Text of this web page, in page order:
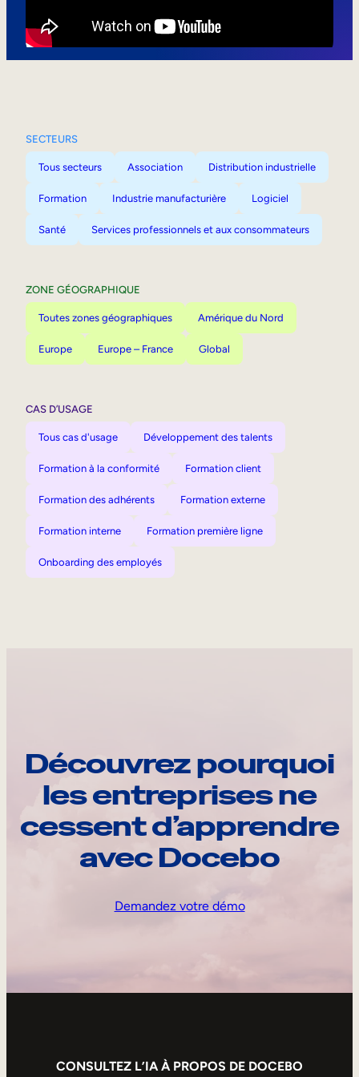
SECTEURS
Tous secteurs Association Distribution industrielle
Formation Industrie manufacturière Logiciel
Santé Services professionnels et aux consommateurs
ZONE GÉOGRAPHIQUE
Toutes zones géographiques Amérique du Nord
Europe Europe – France Global
CAS D’USAGE
Tous cas d'usage Développement des talents
Formation à la conformité Formation client
Formation des adhérents Formation externe
Formation interne Formation première ligne
Onboarding des employés
Découvrez pourquoi
les entreprises ne
cessent d’apprendre
avec Docebo
Demandez votre démo
CONSULTEZ L’IA À PROPOS DE DOCEBO